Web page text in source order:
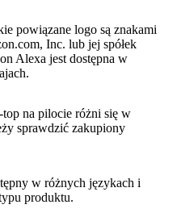
powiązane logo są znakami
Inc. lub jej spółek
Alexa jest dostępna w
top na pilocie różni się w
sprawdzić zakupiony
w różnych językach i
produktu.